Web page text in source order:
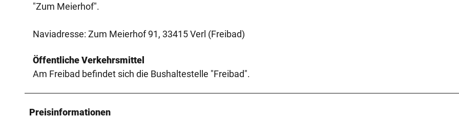
"Zum Meierhof".
Naviadresse: Zum Meierhof 91, 33415 Verl (Freibad)
Öffentliche Verkehrsmittel
Am Freibad befindet sich die Bushaltestelle "Freibad".
Preisinformationen